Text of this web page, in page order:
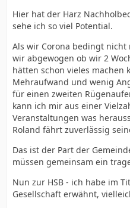
Hier hat der Harz
sehe ich so viel Potential.
Als wir Corona bedingt
wir abgewogen ob wir 2
hätten schon vieles machen
Mehraufwand und wenig
für einen zweiten
kann ich mir aus einer
Veranstaltungen was
Roland fährt zuverlässig
Das ist der Part der
müssen gemeinsam ein
Nun zur HSB - ich habe im
Gesellschaft erwähnt,